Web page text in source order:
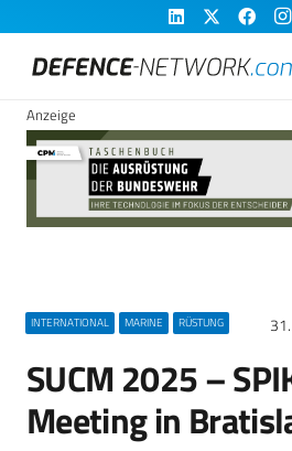
Anzeige
INTERNATIONAL MARINE RÜSTUNG
SUCM 2025 –
Meeting in